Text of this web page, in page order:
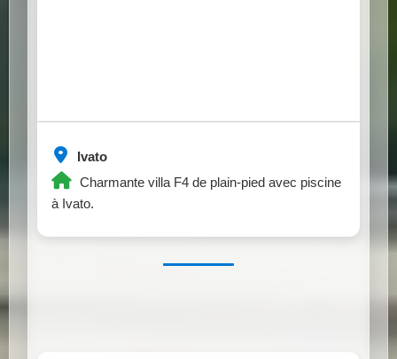
Ivato
Charmante villa F4 de plain-pied avec piscine
à Ivato.